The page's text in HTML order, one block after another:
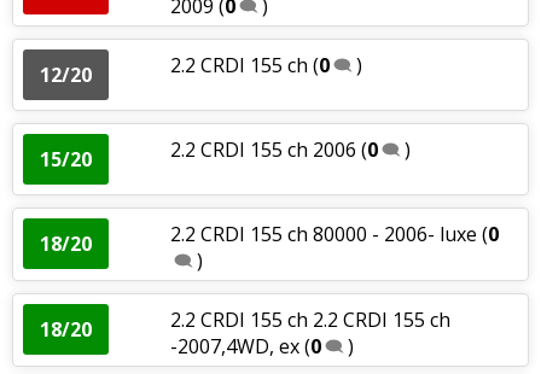
2009 (0 )
12/20 2.2 CRDI 155 ch (0 )
15/20 2.2 CRDI 155 ch 2006 (0 )
18/20 2.2 CRDI 155 ch 80000 - 2006- luxe (0
)
18/20
2.2 CRDI 155 ch 2.2 CRDI 155 ch
-2007,4WD, ex(0 )